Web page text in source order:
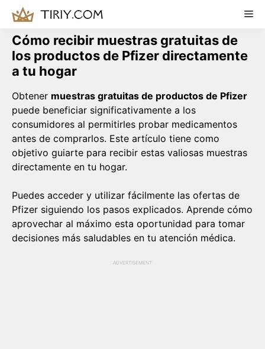
content
Cómo recibir muestras gratuitas de
los productos de Pfizer directamente
a tu hogar
Obtener muestras gratuitas de productos de Pfizer
puede beneficiar significativamente a los
consumidores al permitirles probar medicamentos
antes de comprarlos. Este artículo tiene como
objetivo guiarte para recibir estas valiosas muestras
directamente en tu hogar.
Puedes acceder y utilizar fácilmente las ofertas de
Pfizer siguiendo los pasos explicados. Aprende cómo
aprovechar al máximo esta oportunidad para tomar
decisiones más saludables en tu atención médica.
ADVERTISEMENT